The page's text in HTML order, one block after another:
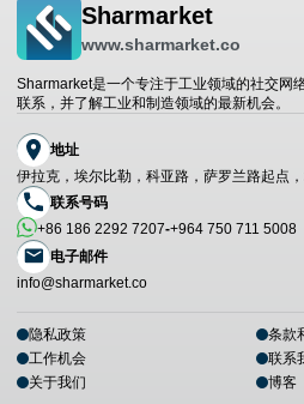
Sharmarket
www.sharmarket.co
Sharmarket是一个专注于工业领域的社交网
联系，并了解工业和制造领域的最新机会。
地址
伊拉克，埃尔比勒，科亚路，萨罗兰路起点
联系号码
+86 186 2292 7207-+964 750 711 5008
电子邮件
info@sharmarket.co
隐私政策
条款
工作机会
联系
关于我们
博客